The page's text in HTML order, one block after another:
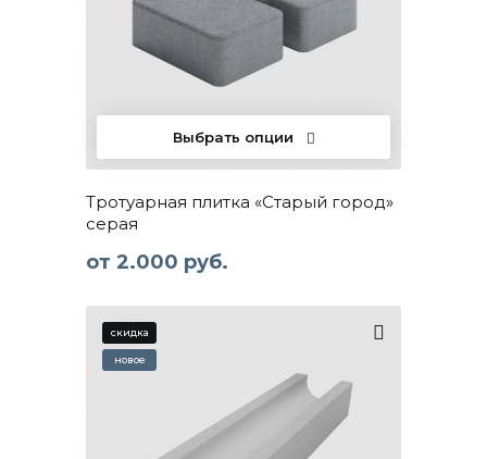
Выбрать опции
Тротуарная плитка «Старый город»
серая
от 2.000 руб.